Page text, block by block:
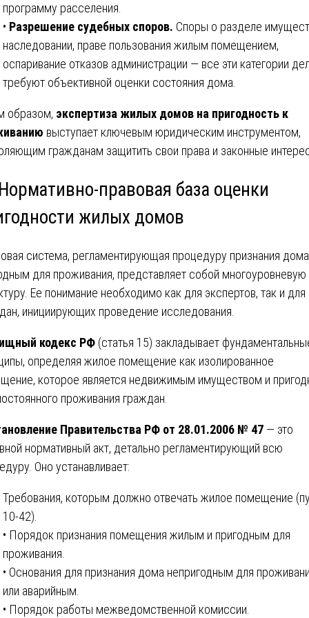
программу расселения.
• Разрешение судебных споров. Споры о разделе
наследовании, праве пользования жилым помещением,
оспаривание отказов администрации — все эти категории дел
требуют объективной оценки состояния дома.
образом, экспертиза жилых домов на пригодность к
выступает ключевым юридическим инструментом,
гражданам защитить свои права и законные
правовая база оценки
жилых домов
система, регламентирующая процедуру признания дома
для проживания, представляет собой многоуровневую
Ее понимание необходимо как для экспертов, так и для
инициирующих проведение исследования.
кодекс РФ (статья 15) закладывает
определяя жилое помещение как изолированное
которое является недвижимым имуществом и
проживания граждан.
Правительства РФ от 28.01.2006 № 47 — это
нормативный акт, детально регламентирующий всю
Оно устанавливает:
Требования, которым должно отвечать жилое помещение
10-42).
• Порядок признания помещения жилым и пригодным для
проживания.
• Основания для признания дома непригодным для
или аварийным.
• Порядок работы межведомственной комиссии.